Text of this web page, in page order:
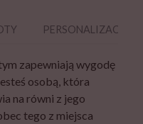
PERSONALIZACJA
zapewniają wygodę
osobą, która
na równi z jego
tego z miejsca